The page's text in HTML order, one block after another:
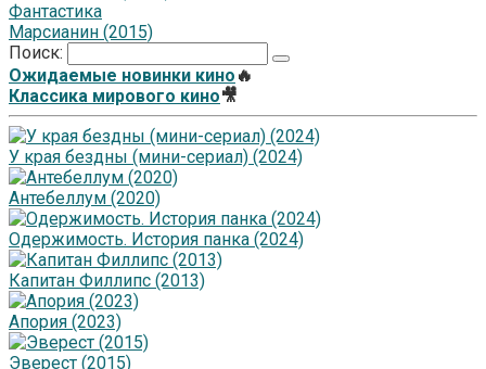
Фантастика
Марсианин (2015)
Поиск:
Ожидаемые новинки кино 🔥
Классика мирового кино🎥
У края бездны (мини-сериал) (2024)
Антебеллум (2020)
Одержимость. История панка (2024)
Капитан Филлипс (2013)
Апория (2023)
Эверест (2015)